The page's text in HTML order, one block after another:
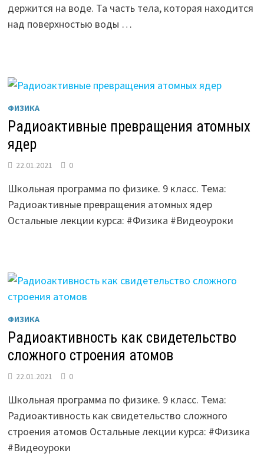
держится на воде. Та часть тела, которая находится
над поверхностью воды …
ФИЗИКА
Радиоактивные превращения атомных
ядер
22.01.2021 0
Школьная программа по физике. 9 класс. Тема:
Радиоактивные превращения атомных ядер
Остальные лекции курса: #Физика #Видеоуроки
ФИЗИКА
Радиоактивность как свидетельство
сложного строения атомов
22.01.2021 0
Школьная программа по физике. 9 класс. Тема:
Радиоактивность как свидетельство сложного
строения атомов Остальные лекции курса: #Физика
#Видеоуроки